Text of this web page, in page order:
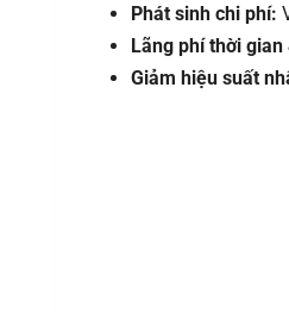
Phát sinh chi phí:
Lãng phí thời gian
Giảm hiệu suất